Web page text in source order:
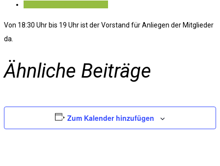
Von 18:30 Uhr bis 19 Uhr ist der Vorstand für Anliegen der Mitglieder
da.
Ähnliche Beiträge
Zum Kalender hinzufügen